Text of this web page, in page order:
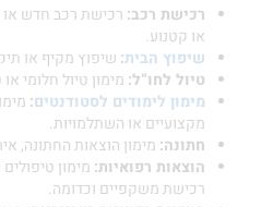
רכישת רכב:רכישת רכב חדש או משומש,
שיפוץ הבית:שיפוץ מקיף או תיקונים
טיול לחו”ל:מימון טיול חלומי או טיול
מימון לימודים לסטודנטים:מימון
מקצועיים או השתלמויות.
מימון הוצאות החתונה, אירוע או
הוצאות רפואיות:מימון טיפולים רפואיים
רכישת משקפיים וכדומה.